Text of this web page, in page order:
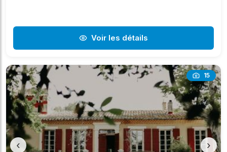
Voir les détails
15
‹ ›